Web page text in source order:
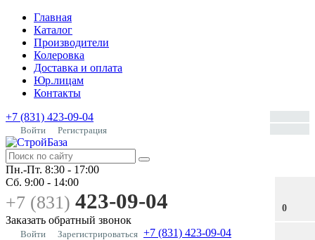
Главная
Каталог
Производители
Колеровка
Доставка и оплата
Юр.лицам
Контакты
0
+7 (831) 423-09-04
Войти Регистрация
Пн.-Пт. 8:30 - 17:00
Сб. 9:00 - 14:00
+7 (831) 423-09-04
Заказать обратный звонок
Войти Зарегистрироваться +7 (831) 423-09-04